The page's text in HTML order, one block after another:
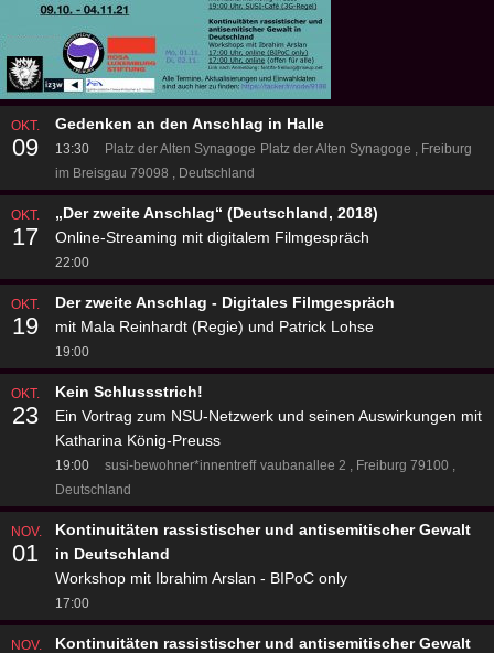
OKT.
09
Gedenken an den Anschlag in Halle
13:30 Platz der Alten Synagoge Platz der Alten Synagoge
Freiburg
im Breisgau 79098
Deutschland
OKT.
17
„Der zweite Anschlag“ (Deutschland, 2018)
Online-Streaming mit digitalem Filmgespräch
22:00
OKT.
19
Der zweite Anschlag - Digitales Filmgespräch
mit Mala Reinhardt (Regie) und Patrick Lohse
19:00
OKT.
23
Kein Schlussstrich!
Ein Vortrag zum NSU-Netzwerk und seinen Auswirkungen mit
Katharina König-Preuss
19:00 susi-bewohner*innentreff vaubanallee 2
Freiburg 79100
Deutschland
NOV.
01
Kontinuitäten rassistischer und antisemitischer Gewalt
in Deutschland
Workshop mit Ibrahim Arslan - BIPoC only
17:00
NOV. Kontinuitäten rassistischer und antisemitischer Gewalt